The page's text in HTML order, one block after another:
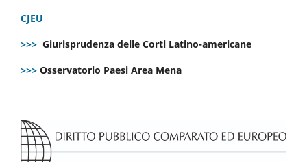
CJEU
>>> Giurisprudenza delle Corti Latino-americane
>>> Osservatorio Paesi Area Mena